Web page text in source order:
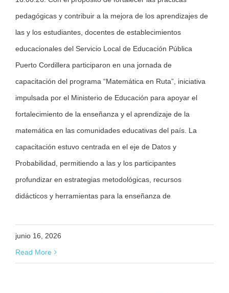
pedagógicas y contribuir a la mejora de los aprendizajes de
las y los estudiantes, docentes de establecimientos
educacionales del Servicio Local de Educación Pública
Puerto Cordillera participaron en una jornada de
capacitación del programa “Matemática en Ruta”, iniciativa
impulsada por el Ministerio de Educación para apoyar el
fortalecimiento de la enseñanza y el aprendizaje de la
matemática en las comunidades educativas del país. La
capacitación estuvo centrada en el eje de Datos y
Probabilidad, permitiendo a las y los participantes
profundizar en estrategias metodológicas, recursos
didácticos y herramientas para la enseñanza de
junio 16, 2026
Read More